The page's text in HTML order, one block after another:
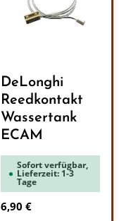
DeLonghi
Reedkontakt
Wassertank
ECAM
Sofort verfügbar,
Lieferzeit: 1-3
Tage
Regulärer Preis:
6,90 €